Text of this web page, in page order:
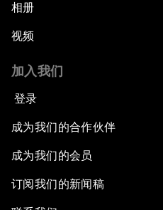
相册
视频
加入我们
登录
成为我们的合作伙伴
成为我们的会员
订阅我们的新闻稿